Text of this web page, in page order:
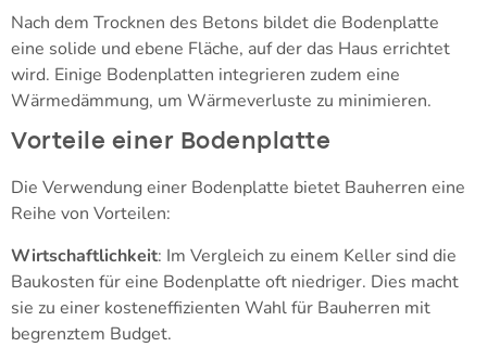
Nach dem Trocknen des Betons bildet die Bodenplatte
eine solide und ebene Fläche, auf der das Haus errichtet
wird. Einige Bodenplatten integrieren zudem eine
Wärmedämmung, um Wärmeverluste zu minimieren.
Vorteile einer Bodenplatte
Die Verwendung einer Bodenplatte bietet Bauherren eine
Reihe von Vorteilen:
Wirtschaftlichkeit: Im Vergleich zu einem Keller sind die
Baukosten für eine Bodenplatte oft niedriger. Dies macht
sie zu einer kosteneffizienten Wahl für Bauherren mit
begrenztem Budget.